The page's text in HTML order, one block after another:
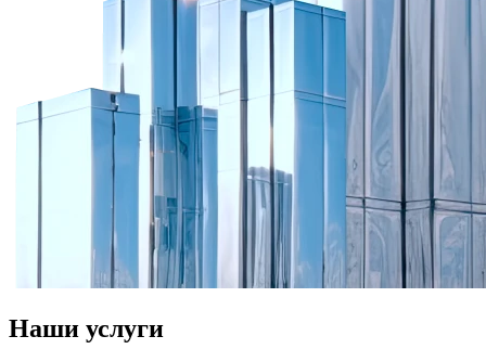
Наши услуги